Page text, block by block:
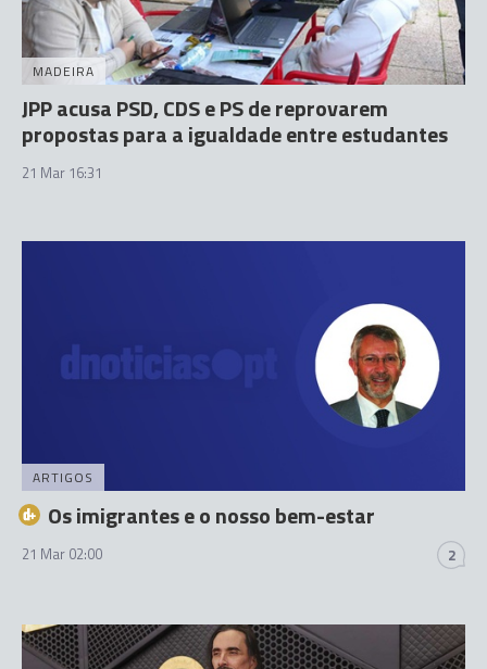
MADEIRA
JPP acusa PSD, CDS e PS de reprovarem
propostas para a igualdade entre estudantes
21 Mar 16:31
ARTIGOS
Os imigrantes e o nosso bem-estar
21 Mar 02:00 2